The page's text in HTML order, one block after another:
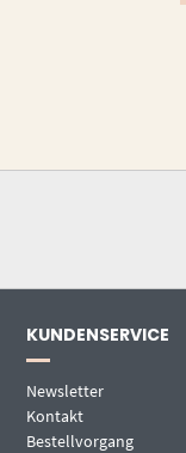
KUNDENSERVICE
Newsletter
Kontakt
Bestellvorgang